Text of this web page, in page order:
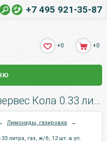
+7 495 921-35-87
+0 +0
Напиток Evervess / Эвервес Кола 0.33 литра, газ, ж/б, 12 шт. в уп..
Лимонады, газировка
→
литра, газ, ж/б, 12 шт. в уп.